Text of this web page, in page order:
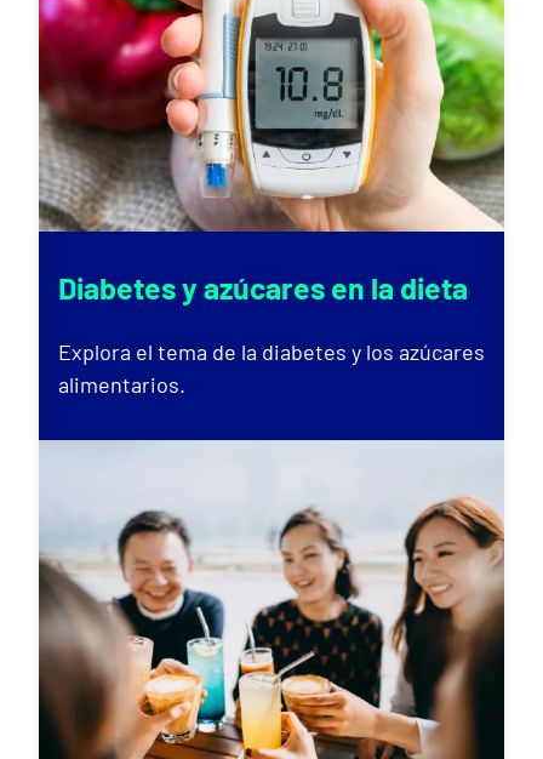
Diabetes y azúcares en la dieta
Explora el tema de la diabetes y los azúcares
alimentarios.